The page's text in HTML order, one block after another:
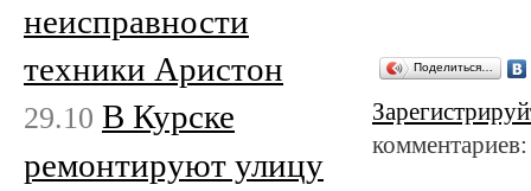
Поделиться…
неисправности
техники Аристон
29.10 В Курске
ремонтируют улицу